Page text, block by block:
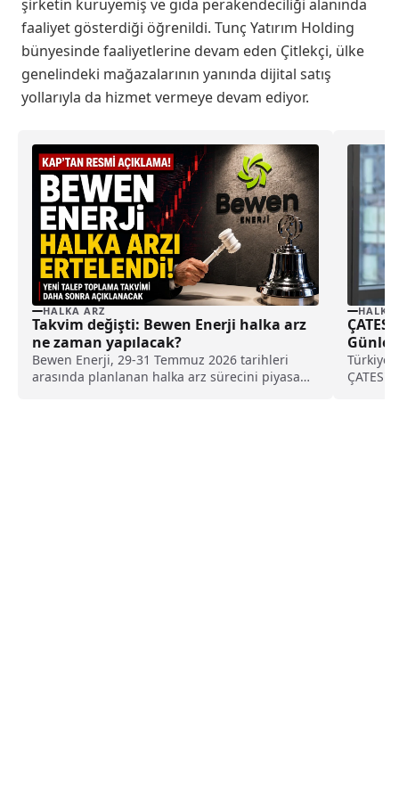
şirketin kuruyemiş ve gıda perakendeciliği alanında
faaliyet gösterdiği öğrenildi. Tunç Yatırım Holding
bünyesinde faaliyetlerine devam eden Çitlekçi, ülke
genelindeki mağazalarının yanında dijital satış
yollarıyla da hizmet vermeye devam ediyor.
HALKA ARZ
Takvim değişti: Bewen Enerji halka arz
ne zaman yapılacak?
Bewen Enerji, 29-31 Temmuz 2026 tarihleri
arasında planlanan halka arz sürecini piyasa
HALKA